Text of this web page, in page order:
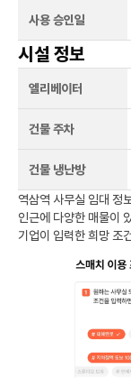
사용 승인일
시설 정보
엘리베이터
건물 주차
건물 냉난방
역삼역 사무실 임대 정
인근에 다양한 매물이
기업이 입력한 희망 조